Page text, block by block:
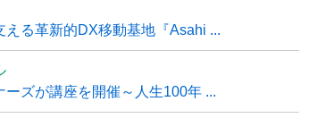
る革新的DX移動基地『Asahi ...
ズが講座を開催～人生100年 ...